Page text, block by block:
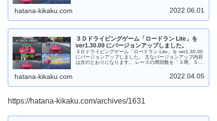
hatana-kikaku.com 2022.06.01
３Ｄドライビングゲーム「ロードラン Lite」を
ver1.30.00 にバージョンアップしました。
３Ｄドライビングゲーム「ロードラン Lite」を ver1.30.00
にバージョンアップしました。 主なバージョンアップ内容
は次のとおりになります。 レースの周回数を「３周、５
５台に増やしました。 BGM、効果音のミュートをそれぞ
れ個別に管理できるようにしました。 ダウンロードなしで
hatana-kikaku.com 2022.04.05
https://hatana-kikaku.com/archives/1631